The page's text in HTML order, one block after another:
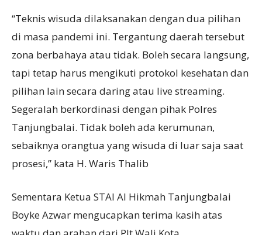
“Teknis wisuda dilaksanakan dengan dua pilihan
di masa pandemi ini. Tergantung daerah tersebut
zona berbahaya atau tidak. Boleh secara langsung,
tapi tetap harus mengikuti protokol kesehatan dan
pilihan lain secara daring atau live streaming.
Segeralah berkordinasi dengan pihak Polres
Tanjungbalai. Tidak boleh ada kerumunan,
sebaiknya orangtua yang wisuda di luar saja saat
prosesi,” kata H. Waris Thalib
Sementara Ketua STAI Al Hikmah Tanjungbalai
Boyke Azwar mengucapkan terima kasih atas